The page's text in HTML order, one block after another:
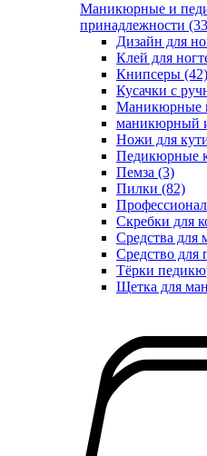
Маникюрные и
принадлежности
Дизайн для
Клей для
Книпсеры (42)
Кусачки с
Маникюрные
маникюрный
Ножи для
Педикюрные
Пемза (3)
Пилки (82)
Скребки для
Средства для
Средство для
Тёрки
Щетка для